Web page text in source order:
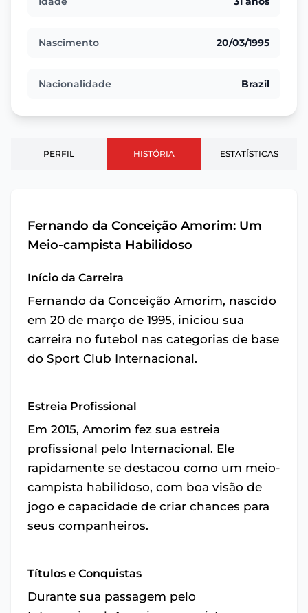
Nascimento 20/03/1995
Nacionalidade Brazil
PERFIL HISTÓRIA ESTATÍSTICAS
Fernando da Conceição Amorim: Um
Meio-campista Habilidoso
Início da Carreira
Fernando da Conceição Amorim, nascido
em 20 de março de 1995, iniciou sua
carreira no futebol nas categorias de base
do Sport Club Internacional.
Estreia Profissional
Em 2015, Amorim fez sua estreia
profissional pelo Internacional. Ele
rapidamente se destacou como um meio-
campista habilidoso, com boa visão de
jogo e capacidade de criar chances para
seus companheiros.
Títulos e Conquistas
Durante sua passagem pelo